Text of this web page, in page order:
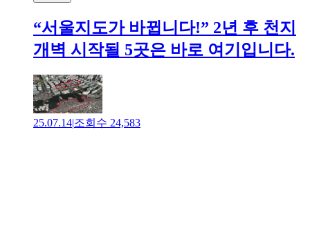
“서울지도가 바뀝니다!” 2년 후 천지
개벽 시작될 5곳은 바로 여기입니다.
25.07.14|조회수 24,583